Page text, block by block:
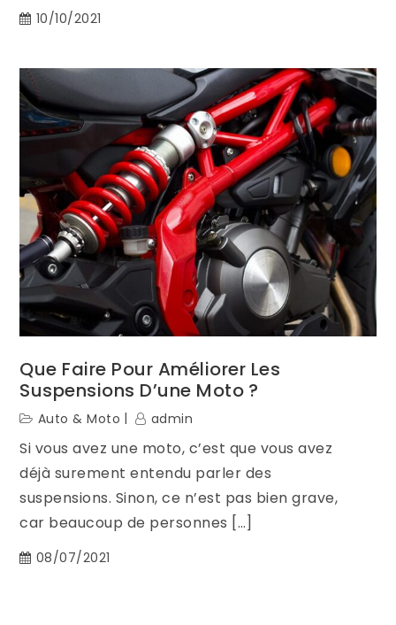
10/10/2021
Que Faire Pour Améliorer Les
Suspensions D’une Moto ?
Auto & Moto admin
Si vous avez une moto, c’est que vous avez
déjà surement entendu parler des
suspensions. Sinon, ce n’est pas bien grave,
car beaucoup de personnes […]
08/07/2021